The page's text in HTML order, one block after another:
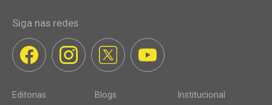
Siga nas redes
Editorias Blogs Institucional